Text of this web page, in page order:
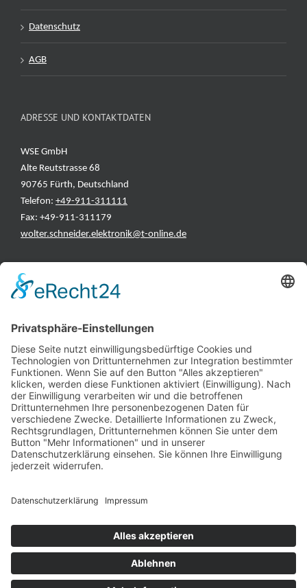
Datenschutz
AGB
ADRESSE UND KONTAKTDATEN
WSE GmbH
Alte Reutstrasse 68
90765 Fürth, Deutschland
Telefon: +49-911-311111
Fax: +49-911-311179
wolter.schneider.elektronik@t-online.de
INFORMATIONEN
Hersteller
Fehlerliste
Impressum
Datenschutzerklärung